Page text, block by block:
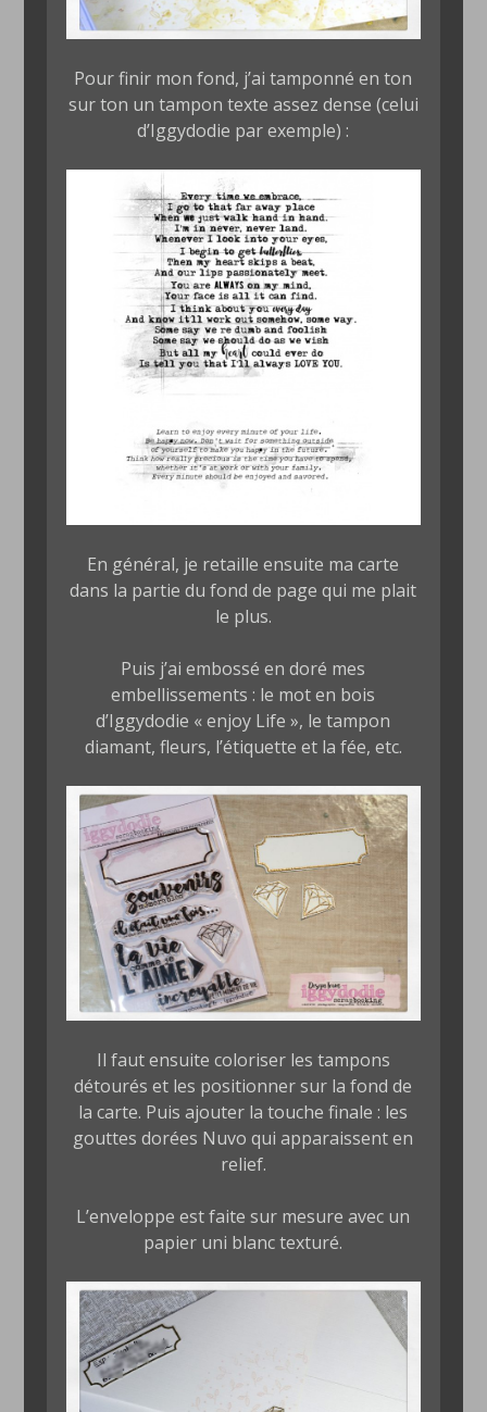
Pour finir mon fond, j’ai tamponné en ton
sur ton un tampon texte assez dense (celui
d’Iggydodie par exemple) :
En général, je retaille ensuite ma carte
dans la partie du fond de page qui me plait
le plus.
Puis j’ai embossé en doré mes
embellissements : le mot en bois
d’Iggydodie « enjoy Life », le tampon
diamant, fleurs, l’étiquette et la fée, etc.
Il faut ensuite coloriser les tampons
détourés et les positionner sur la fond de
la carte. Puis ajouter la touche finale : les
gouttes dorées Nuvo qui apparaissent en
relief.
L’enveloppe est faite sur mesure avec un
papier uni blanc texturé.